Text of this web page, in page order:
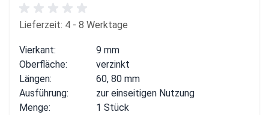
Lieferzeit: 4 - 8 Werktage
Vierkant:
9 mm
Oberfläche:
verzinkt
Längen:
60, 80 mm
Ausführung:
zur einseitigen Nutzung
Menge:
1 Stück